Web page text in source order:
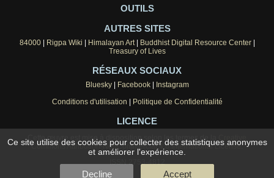
OUTILS
AUTRES SITES
84000| Rigpa Wiki Himalayan Art| Buddhist Digital Resource Center|
Treasury of Lives
RÉSEAUX SOCIAUX
Bluesky| Facebook|
Instagram
Conditions d'utilisation
Politique de Confidentialité
LICENCE
Cette œuvre est mise à disposition selon les termes de la
Commons Attribution-NonCommercial 4.0 International License.
ISSN 2753-4812
Ce site utilise des cookies pour collecter des statistiques anonymes
et améliorer l'expérience.
Decline Accept